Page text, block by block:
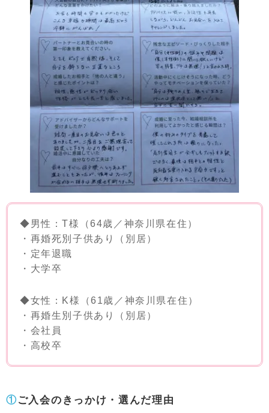
◆男性：T様（64歳／神奈川県在住）
・再婚死別子供あり（別居）
・定年退職
・大学卒
◆女性：K様（61歳／神奈川県在住）
・再婚生別子供あり（別居）
・会社員
・高校卒
①ご入会のきっかけ・選んだ理由